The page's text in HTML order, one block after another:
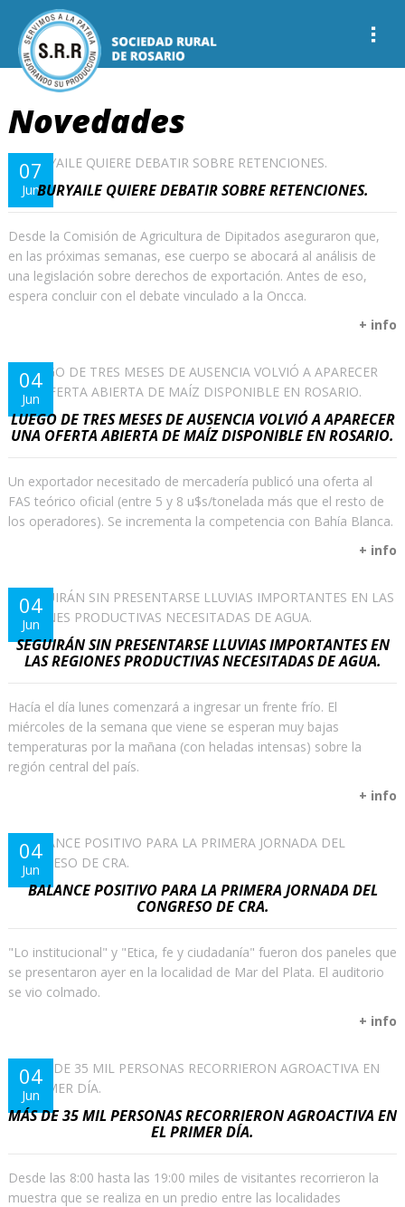
Novedades
07
JunBURYAILE QUIERE DEBATIR SOBRE RETENCIONES.
Desde la Comisión de Agricultura de Dipitados aseguraron que,
en las próximas semanas, ese cuerpo se abocará al análisis de
una legislación sobre derechos de exportación. Antes de eso,
espera concluir con el debate vinculado a la Oncca.
+ info
04
Jun
LUEGO DE TRES MESES DE AUSENCIA VOLVIÓ A APARECER
UNA OFERTA ABIERTA DE MAÍZ DISPONIBLE EN ROSARIO.
Un exportador necesitado de mercadería publicó una oferta al
FAS teórico oficial (entre 5 y 8 u$s/tonelada más que el resto de
los operadores). Se incrementa la competencia con Bahía Blanca.
+ info
04
Jun
SEGUIRÁN SIN PRESENTARSE LLUVIAS IMPORTANTES EN
LAS REGIONES PRODUCTIVAS NECESITADAS DE AGUA.
Hacía el día lunes comenzará a ingresar un frente frío. El
miércoles de la semana que viene se esperan muy bajas
temperaturas por la mañana (con heladas intensas) sobre la
región central del país.
+ info
04
Jun
BALANCE POSITIVO PARA LA PRIMERA JORNADA DEL
CONGRESO DE CRA.
"Lo institucional" y "Etica, fe y ciudadanía" fueron dos paneles que
se presentaron ayer en la localidad de Mar del Plata. El auditorio
se vio colmado.
+ info
04
Jun
MÁS DE 35 MIL PERSONAS RECORRIERON AGROACTIVA EN
EL PRIMER DÍA.
Desde las 8:00 hasta las 19:00 miles de visitantes recorrieron la
muestra que se realiza en un predio entre las localidades